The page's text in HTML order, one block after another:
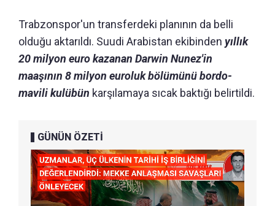
Trabzonspor'un transferdeki planının da belli
olduğu aktarıldı. Suudi Arabistan ekibinden yıllık
20 milyon euro kazanan Darwin Nunez'in
maaşının 8 milyon euroluk bölümünü bordo-
mavili kulübün karşılamaya sıcak baktığı belirtildi.
GÜNÜN ÖZETİ